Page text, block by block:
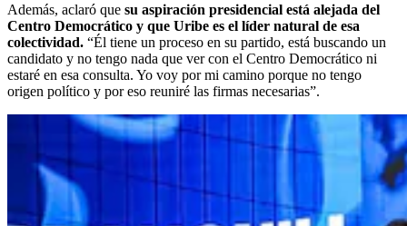
Además, aclaró que su aspiración presidencial está alejada del
Centro Democrático y que Uribe es el líder natural de esa
colectividad. “Él tiene un proceso en su partido, está buscando un
candidato y no tengo nada que ver con el Centro Democrático ni
estaré en esa consulta. Yo voy por mi camino porque no tengo
origen político y por eso reuniré las firmas necesarias”.